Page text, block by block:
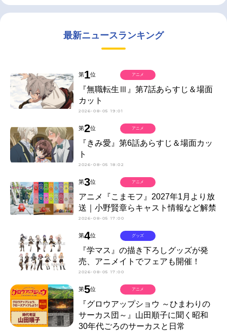
最新ニュースランキング
第1位
『無職転生Ⅲ』第7話あらすじ＆場面
カット
2026-08-05 19:01
アニメ
第2位
『きみ愛』第6話あらすじ＆場面カッ
ト
2026-08-05 18:02
アニメ
第3位
アニメ『こまモフ』2027年1月より放
送｜小野賢章らキャスト情報など解禁
2026-08-05 17:00
アニメ
第4位
『学マス』の描き下ろしグッズが発
売、アニメイトでフェアも開催！
2026-08-05 17:00
グッズ
第5位
『グロウアップショウ ～ひまわりの
サーカス団～』山田順子に聞く昭和
30年代ごろのサーカスと日常
アニメ